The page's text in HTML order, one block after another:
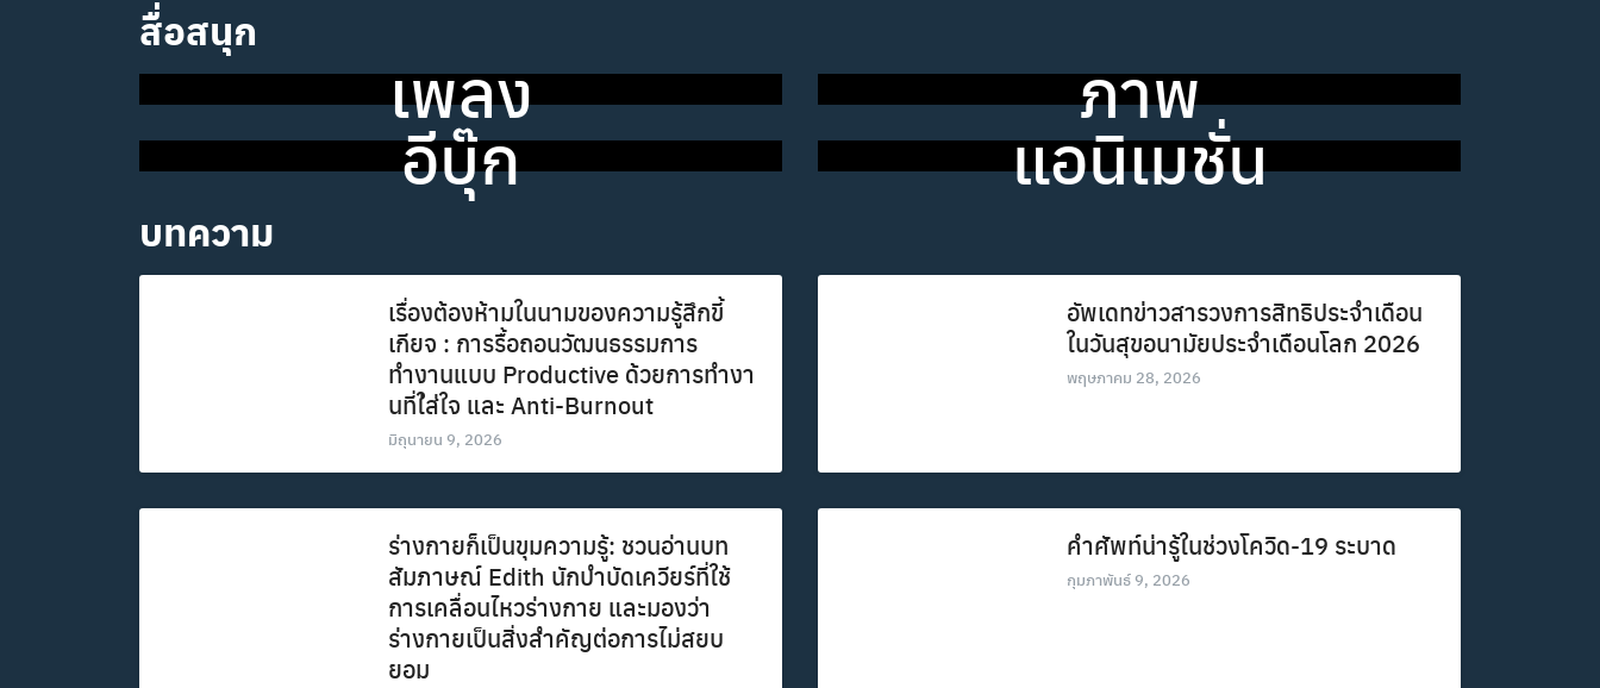
สื่อสนุก
เพลง ภาพ
อีบุ๊ก แอนิเมชั่น
บทความ
เรื่องต้องห้ามในนามของความรู้สึกขี้
เกียจ : การรื้อถอนวัฒนธรรมการ
ทำงานแบบ Productive ด้วยการทำงา
นที่ใ่ส่ใจ และ Anti-Burnout
มิถุนายน 9, 2026
อัพเดทข่าวสารวงการสิทธิประจำเดือน
ในวันสุขอนามัยประจำเดือนโลก 2026
พฤษภาคม 28, 2026
ร่างกายก็เป็นขุมความรู้: ชวนอ่านบท
สัมภาษณ์ Edith นักบำบัดเควียร์ที่ใช้
การเคลื่อนไหวร่างกาย และมองว่า
ร่างกายเป็นสิ่งสำคัญต่อการไม่สยบ
ยอม
คำศัพท์น่ารู้ในช่วงโควิด-19 ระบาด
กุมภาพันธ์ 9, 2026